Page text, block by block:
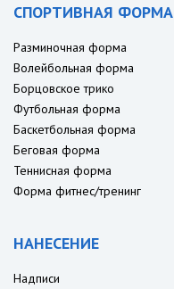
СПОРТИВНАЯ ФОРМА
Разминочная форма
Волейбольная форма
Борцовское трико
Футбольная форма
Баскетбольная форма
Беговая форма
Теннисная форма
Форма фитнес/тренинг
НАНЕСЕНИЕ
Надписи